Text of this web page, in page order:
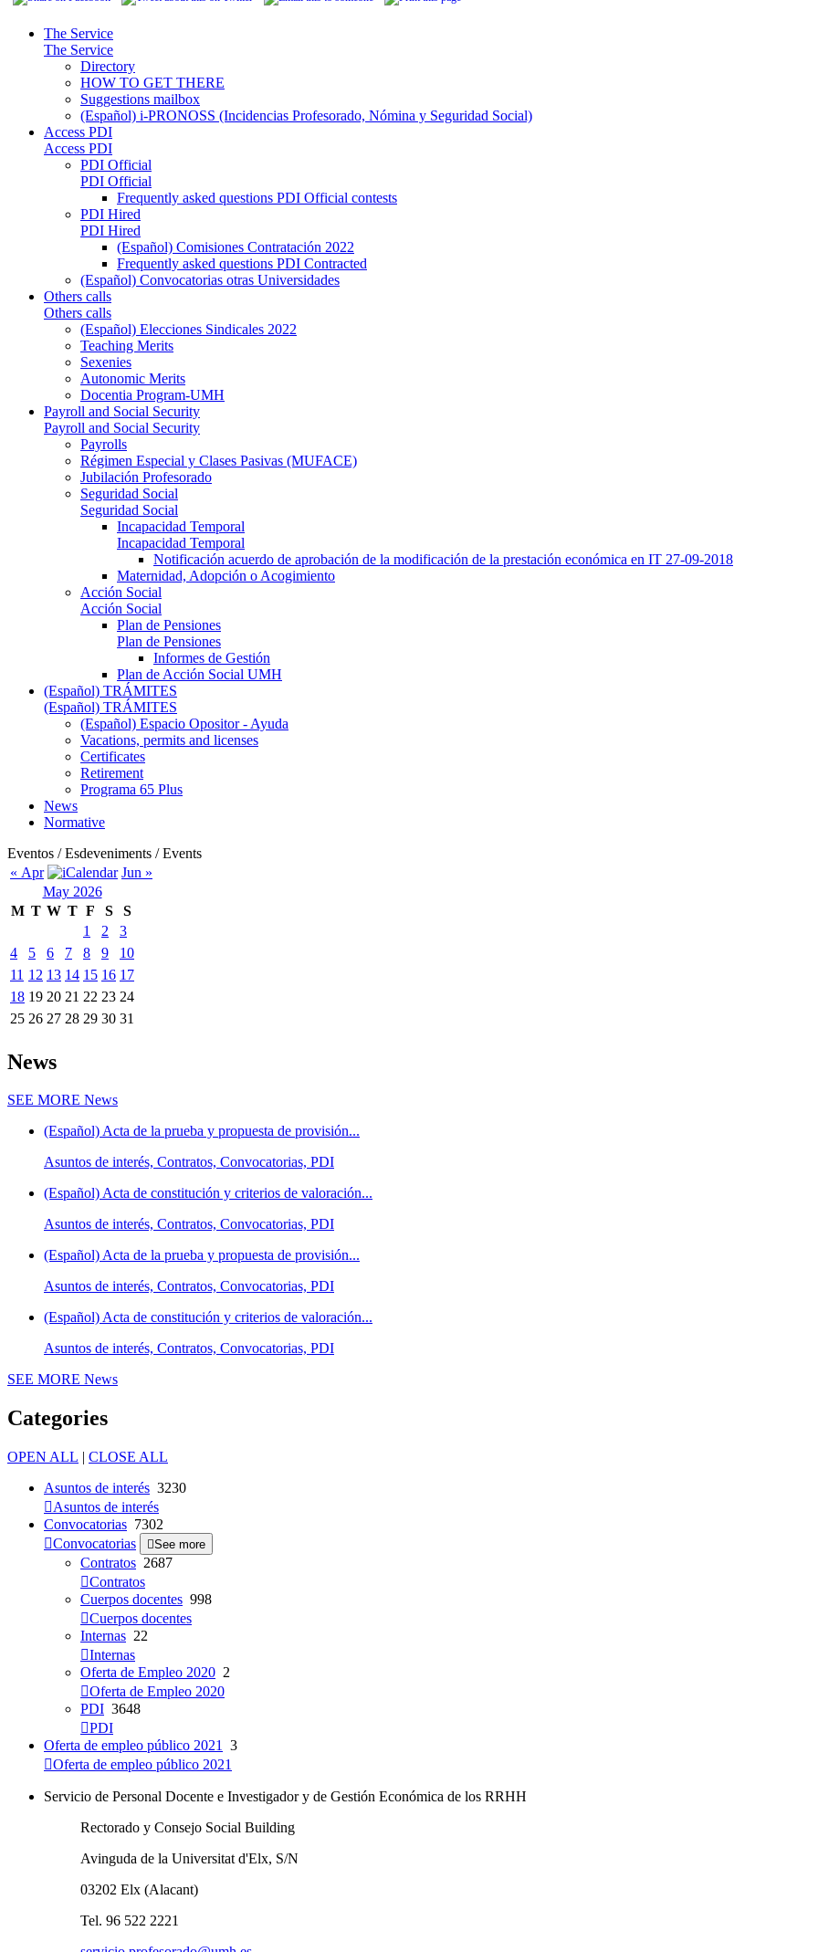
The Service
The Service
Directory
HOW TO GET THERE
Suggestions mailbox
(Español) i-PRONOSS (Incidencias Profesorado, Nómina y Seguridad Social)
Access PDI
Access PDI
PDI Official
PDI Official
Frequently asked questions PDI Official contests
PDI Hired
PDI Hired
(Español) Comisiones Contratación 2022
Frequently asked questions PDI Contracted
(Español) Convocatorias otras Universidades
Others calls
Others calls
(Español) Elecciones Sindicales 2022
Teaching Merits
Sexenies
Autonomic Merits
Docentia Program-UMH
Payroll and Social Security
Payroll and Social Security
Payrolls
Régimen Especial y Clases Pasivas (MUFACE)
Jubilación Profesorado
Seguridad Social
Seguridad Social
Incapacidad Temporal
Incapacidad Temporal
Notificación acuerdo de aprobación de la modificación de la prestación económica en IT 27-09-2018
Maternidad, Adopción o Acogimiento
Acción Social
Acción Social
Plan de Pensiones
Plan de Pensiones
Informes de Gestión
Plan de Acción Social UMH
(Español) TRÁMITES
(Español) TRÁMITES
(Español) Espacio Opositor - Ayuda
Vacations, permits and licenses
Certificates
Retirement
Programa 65 Plus
News
Normative
Eventos / Esdeveniments / Events
« Apr
Jun »
May 2026
M T W T F S
S
1
2
3
4
5 6 7 8 9
10
11 12 13 14 15 16 17
18 19 20 21 22 23 24
25 26 27 28 29 30 31
News
SEE MORE News
(Español) Acta de la prueba y propuesta de provisión...
Asuntos de interés, Contratos, Convocatorias, PDI
(Español) Acta de constitución y criterios de valoración...
Asuntos de interés, Contratos, Convocatorias, PDI
(Español) Acta de la prueba y propuesta de provisión...
Asuntos de interés, Contratos, Convocatorias, PDI
(Español) Acta de constitución y criterios de valoración...
Asuntos de interés, Contratos, Convocatorias, PDI
SEE MORE News
Categories
OPEN ALL | CLOSE ALL
Asuntos de interés 3230
Asuntos de interés
Convocatorias 7302
Convocatorias
See more
Contratos 2687
Contratos
Cuerpos docentes 998
Cuerpos docentes
Internas 22
Internas
Oferta de Empleo 2020 2
Oferta de Empleo 2020
PDI 3648
PDI
Oferta de empleo público 2021
3
Oferta de empleo público 2021
Servicio de Personal Docente e Investigador y de Gestión Económica de los RRHH
Rectorado y Consejo Social Building
Avinguda de la Universitat d'Elx, S/N
03202 Elx (Alacant)
Tel. 96 522 2221